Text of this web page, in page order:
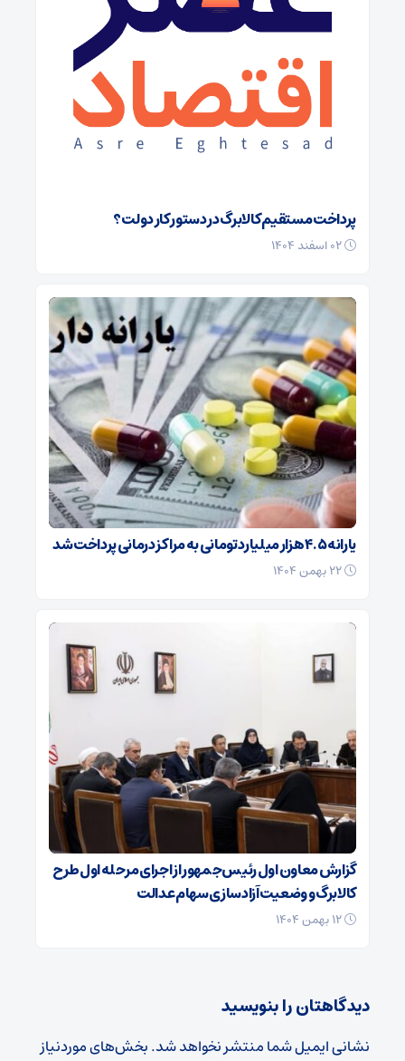
پرداخت مستقیم کالابرگ در دستور کار دولت؟
یارانه ۴.۵ هزار میلیارد تومانی به مراکز درمانی پرداخت شد
گزارش معاون اول رئیس‌جمهور از اجرای مرحله اول طرح
کالابرگ و وضعیت آزادسازی سهام عدالت
دیدگاهتان را بنویسید
نشانی ایمیل شما منتشر نخواهد شد.بخش‌های موردنیاز